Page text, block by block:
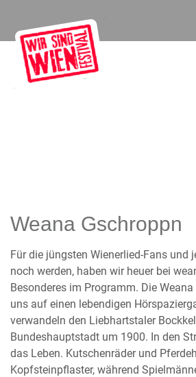
Weana Gschroppn
Für die jüngsten Wienerlied-Fans und
noch werden, haben wir heuer bei
Besonderes im Programm. Die
uns auf einen lebendigen
verwandeln den Liebhartstaler
Bundeshauptstadt um 1900. In den
das Leben. Kutschenräder und
Kopfsteinpflaster, während